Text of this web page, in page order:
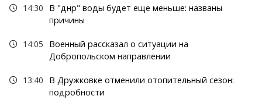
14:30
В "днр" воды будет еще меньше: названы
причины
14:05
Военный рассказал о ситуации на
Добропольском направлении
13:40
В Дружковке отменили отопительный сезон:
подробности